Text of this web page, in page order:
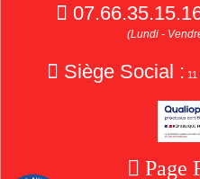
(Lundi -
Siège Social :
Page